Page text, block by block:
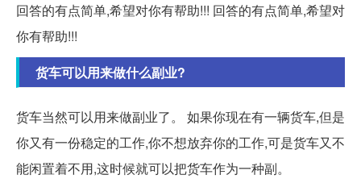
回答的有点简单,希望对你有帮助!!! 回答的有点简单,希望对
你有帮助!!!
货车可以用来做什么副业?
货车当然可以用来做副业了。 如果你现在有一辆货车,但是
你又有一份稳定的工作,你不想放弃你的工作,可是货车又不
能闲置着不用,这时候就可以把货车作为一种副。